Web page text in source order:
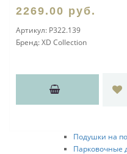
Пепельницы
Гильотины
Портсигары
Органайзеры
CD-холдеры
Подушки на
Парковочные
2269.00 руб.
Артикул: P322.139
Бренд:XD Collection